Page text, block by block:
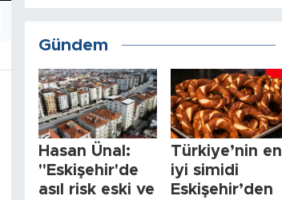
Gündem
Hasan Ünal:
"Eskişehir'de
asıl risk eski ve
Türkiye’nin en
iyi simidi
Eskişehir’den